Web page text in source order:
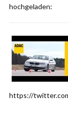
hochgeladen:
https://